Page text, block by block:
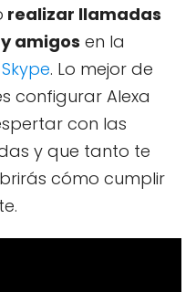
realizar llamadas
amigos en la
Skype. Lo mejor de
configurar Alexa
con las
y que tanto te
cómo cumplir